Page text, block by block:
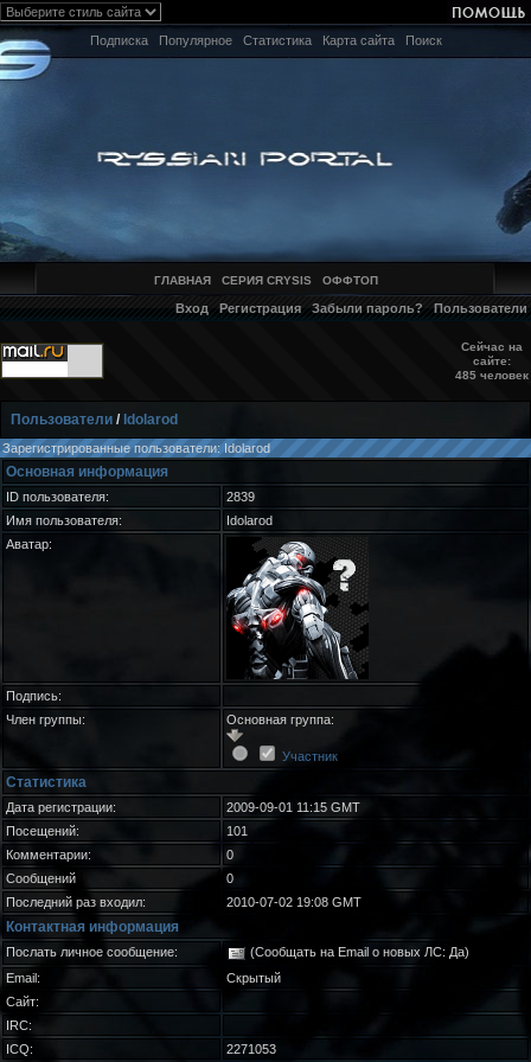
Подписка Популярное Статистика Карта сайта Поиск
ГЛАВНАЯ СЕРИЯ CRYSIS ОФФТОП
Вход Регистрация Забыли пароль? Пользователи
Сейчас на
сайте:
485 человек
Пользователи / Idolarod
Зарегистрированные пользователи: Idolarod
Основная информация
ID пользователя:
2839
Имя пользователя:
Idolarod
Аватар:
Подпись:
Член группы:
Основная группа:
Участник
Статистика
Дата регистрации:
2009-09-01 11:15 GMT
Посещений:
101
Комментарии:
0
Сообщений
0
Последний раз входил:
2010-07-02 19:08 GMT
Контактная информация
Послать личное сообщение:
(Сообщать на Email о новых ЛС: Да)
Email:
Скрытый
Сайт:
IRC:
ICQ:
2271053